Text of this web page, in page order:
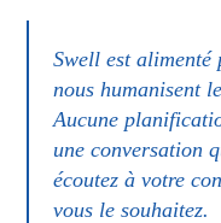
Swell est
nous humanisent
Aucune
une conversation
écoutez à votre
vous le souhaitez.